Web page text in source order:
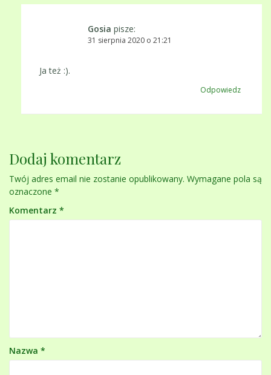
Gosia pisze:
31 sierpnia 2020 o 21:21
Ja też :).
Odpowiedz
Dodaj komentarz
Twój adres email nie zostanie opublikowany. Wymagane pola są
oznaczone *
Komentarz *
Nazwa *